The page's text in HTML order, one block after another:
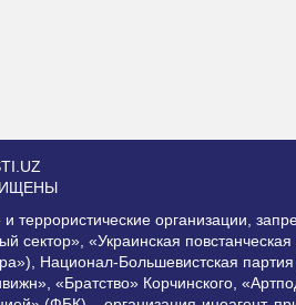
и террористические организации,
сектор», «Украинская
Национал-Большевистская
«Братство» Корчинского,